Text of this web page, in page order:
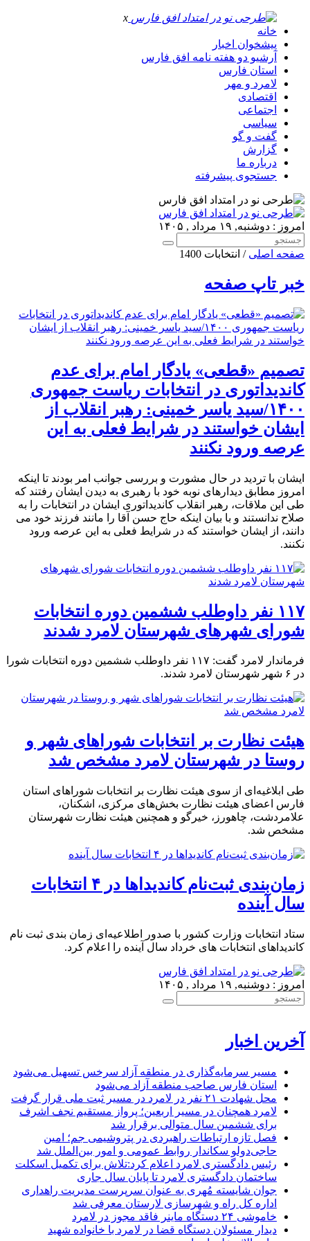
x
خانه
پیشخوان اخبار
آرشیو دو هفته نامه افق فارس
استان فارس
لامرد و مهر
اقتصادی
اجتماعی
سیاسی
گفت و گو
گزارش
درباره ما
جستجوی پیشرفته
امروز : دوشنبه, ۱۹ مرداد , ۱۴۰۵
صفحه اصلی / انتخابات 1400
خبر تاپ صفحه
تصمیم «قطعی» یادگار امام برای عدم
کاندیداتوری در انتخابات ریاست جمهوری
۱۴۰۰/سید یاسر خمینی: رهبر انقلاب از
ایشان خواستند در شرایط فعلی به این
عرصه ورود نکنند
ایشان با تردید در حال مشورت و بررسی جوانب امر بودند تا اینکه
امروز مطابق دیدارهای نوبه خود با رهبری به دیدن ایشان رفتند که
طی این ملاقات، رهبر انقلاب کاندیداتوری ایشان در انتخابات را به
صلاح ندانستند و با بیان اینکه حاج حسن آقا را مانند فرزند خود می
دانند، از ایشان خواستند که در شرایط فعلی به این عرصه ورود
نکنند.
۱۱۷ نفر داوطلب ششمین دوره انتخابات
شورای شهرهای شهرستان لامرد شدند
فرماندار لامرد گفت: ۱۱۷ نفر داوطلب ششمین دوره انتخابات شورا
در ۶ شهر شهرستان لامرد شدند.
هیئت نظارت بر انتخابات شوراهای شهر و
روستا در شهرستان لامرد مشخص شد
طی ابلاغیه‌ای از سوی هیئت نظارت بر انتخابات شوراهای استان
فارس اعضای هیئت نظارت بخش‌های مرکزی، اشکنان،
علامردشت، چاهورز، خیرگو و همچنین هیئت نظارت شهرستان
مشخص شد.
زمان‌بندی ثبت‌نام کاندیداها در ۴ انتخابات
سال آینده
ستاد انتخابات وزارت کشور با صدور اطلاعیه‌ای زمان بندی ثبت نام
کاندیداهای انتخابات های خرداد سال آینده را اعلام کرد.
امروز : دوشنبه, ۱۹ مرداد , ۱۴۰۵
آخرین اخبار
مسیر سرمایه‌گذاری در منطقه آزاد سرخس تسهیل می‌شود
استان فارس صاحب منطقه آزاد می‌شود
محل شهادت ۲۱ نفر در لامرد در مسیر ثبت ملی قرار گرفت
لامرد همچنان در مسیر اربعین؛ پرواز مستقیم نجف اشرف
برای ششمین سال متوالی برقرار شد
فصل تازه ارتباطات راهبردی در پتروشیمی جم؛ امین
حاجی‌دولو سکاندار روابط عمومی و امور بین‌الملل شد
رئیس دادگستری لامرد اعلام کرد:تلاش برای تکمیل اسکلت
ساختمان دادگستری لامرد تا پایان سال جاری
جوان شایسته مُهری به عنوان سرپرست مدیریت راهداری
اداره کل راه و شهرسازی لارستان معرفی شد
خاموشی ۲۴ دستگاه ماینر فاقد مجوز در لامرد
دیدار مسئولان دستگاه قضا در لامرد با خانواده شهید